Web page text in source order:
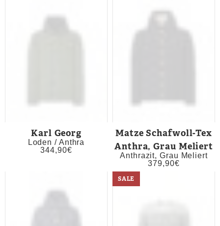
Karl Georg
Loden / Anthra
344,90€
Matze Schafwoll-Tex
Anthra, Grau Meliert
Anthrazit, Grau Meliert
379,90€
SALE